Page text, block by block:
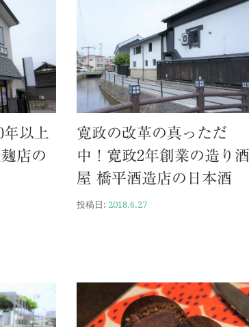
年以上
店の
寛政の改革の真っただ
中！寛政2年創業の造り酒
屋 橋平酒造店の日本酒
投稿日: 2018.6.27